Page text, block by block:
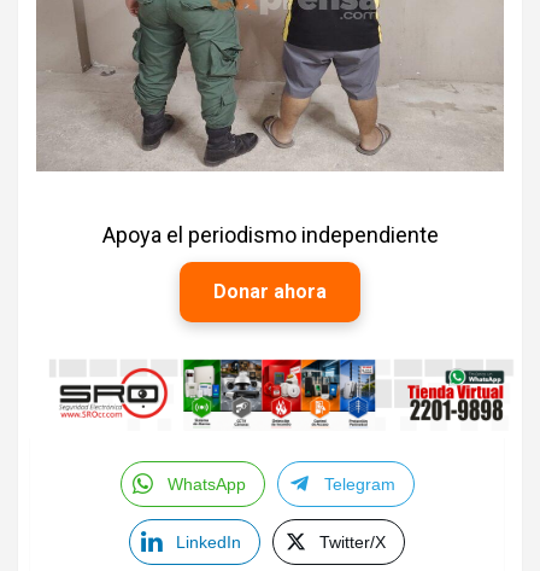
Apoya el periodismo independiente
Donar ahora
WhatsApp Telegram
LinkedIn Twitter/X